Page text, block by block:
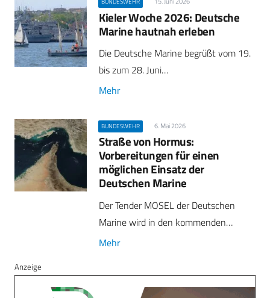
Kieler Woche 2026: Deutsche
Marine hautnah erleben
Die Deutsche Marine begrüßt vom 19.
bis zum 28. Juni…
Mehr
BUNDESWEHR 6. Mai 2026
Straße von Hormus:
Vorbereitungen für einen
möglichen Einsatz der
Deutschen Marine
Der Tender MOSEL der Deutschen
Marine wird in den kommenden…
Mehr
Anzeige